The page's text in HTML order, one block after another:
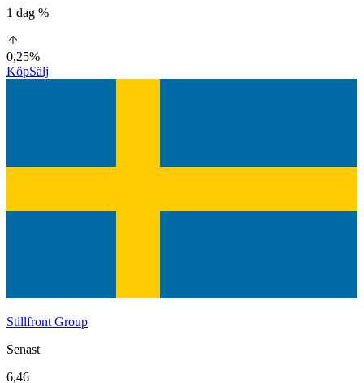
1 dag %
0,25%
KöpSälj
Stillfront Group
Senast
6,46